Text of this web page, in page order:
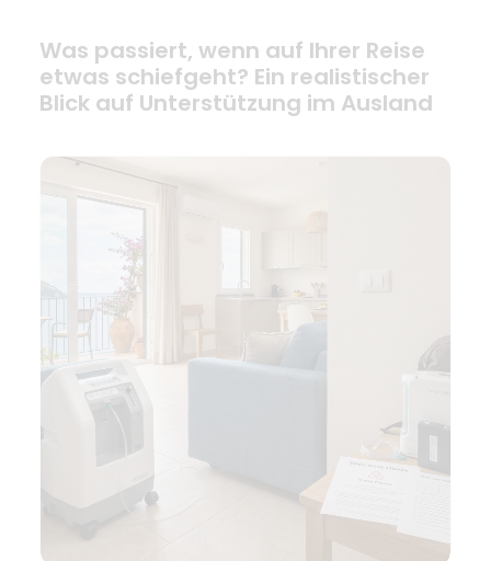
Was passiert, wenn auf Ihrer Reise
etwas schiefgeht? Ein realistischer
Blick auf Unterstützung im Ausland